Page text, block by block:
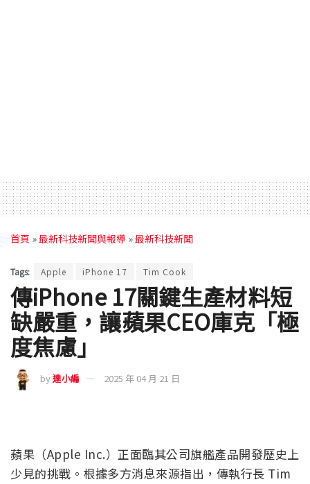
首頁 »最新科技新聞與報導 »最新科技新聞
Tags: Apple iPhone 17 Tim Cook
傳iPhone 17關鍵生產材料短
缺嚴重，讓蘋果CEO庫克「極
度焦慮」
by達小編 2025 年 04 月 21 日
蘋果（Apple Inc.）正面臨其公司旗艦產品開發歷史上
少見的挑戰。根據多方消息來源指出，傳執行長 Tim